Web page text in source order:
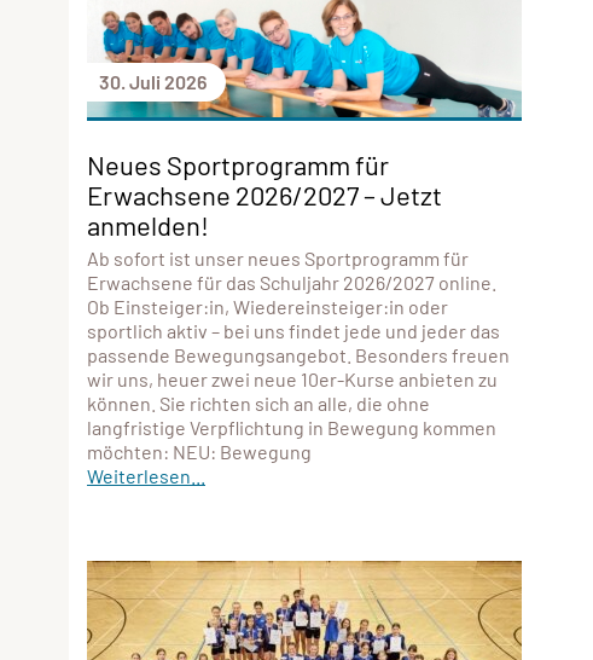
30. Juli 2026
Neues Sportprogramm für
Erwachsene 2026/2027 – Jetzt
anmelden!
Ab sofort ist unser neues Sportprogramm für
Erwachsene für das Schuljahr 2026/2027 online.
Ob Einsteiger:in, Wiedereinsteiger:in oder
sportlich aktiv – bei uns findet jede und jeder das
passende Bewegungsangebot. Besonders freuen
wir uns, heuer zwei neue 10er-Kurse anbieten zu
können. Sie richten sich an alle, die ohne
langfristige Verpflichtung in Bewegung kommen
möchten: NEU: Bewegung
Weiterlesen...